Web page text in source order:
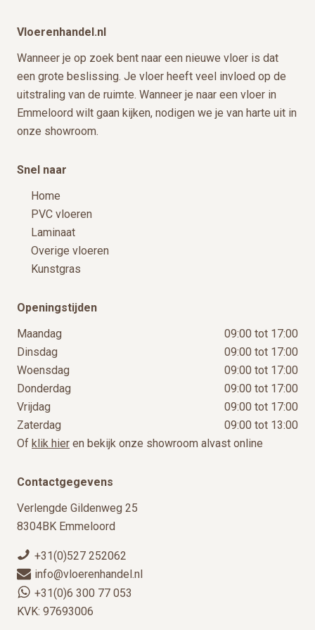
i
c
h
t
Vloerenhandel.nl
Wanneer je op zoek bent naar een nieuwe vloer is dat
een grote beslissing. Je vloer heeft veel invloed op de
uitstraling van de ruimte. Wanneer je naar een vloer in
Emmeloord wilt gaan kijken, nodigen we je van harte uit in
onze showroom.
Snel naar
Home
PVC vloeren
Laminaat
Overige vloeren
Kunstgras
Openingstijden
Maandag
09:00 tot 17:00
Dinsdag
09:00 tot 17:00
Woensdag
09:00 tot 17:00
Donderdag
09:00 tot 17:00
Vrijdag
09:00 tot 17:00
Zaterdag
09:00 tot 13:00
Of klik hier en bekijk onze showroom alvast online
Contactgegevens
Verlengde Gildenweg 25
8304BK Emmeloord
+31(0)527 252062
info@vloerenhandel.nl
+31(0)6 300 77 053
KVK: 97693006